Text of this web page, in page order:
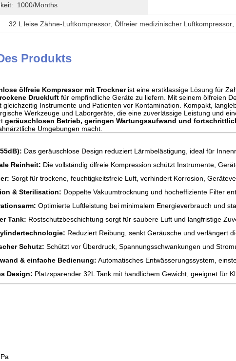
1000/months
32 L leise Zähne-Luftkompressor , Ölfreier medizinischer Luftkompressor
Produkts
ölfreie Kompressor mit Trocknerist eine erstklassige Lösung für
Druckluft für empfindliche Geräte zu liefern. Mit seinem ölfreien
Instrumente und Patienten vor Kontamination. Kompakt,
Werkzeuge und Laborgeräte, die eine zuverlässige Leistung und
geräuschlosen Betrieb, geringen Wartungsaufwand und
Umgebungen macht.
Das geräuschlose Design reduziert Lärmbelästigung, ideal für
Reinheit: Die vollständig ölfreie Kompression schützt Instrumente,
Sorgt für trockene, feuchtigkeitsfreie Luft, verhindert Korrosion,
& Sterilisation: Doppelte Vakuumtrocknung und hocheffiziente Filter
Optimierte Luftleistung bei minimalem Energieverbrauch und
Tank: Rostschutzbeschichtung sorgt für saubere Luft und langfristige
Reduziert Reibung, senkt Geräusche und verlängert
Schutz: Schützt vor Überdruck, Spannungsschwankungen und
& einfache Bedienung: Automatisches Entwässerungssystem,
Design: Platzsparender 32L Tank mit handlichem Gewicht, geeignet für